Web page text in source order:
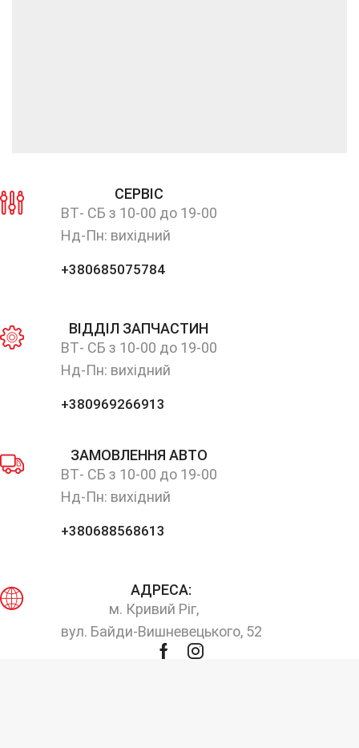
СЕРВІС
ВТ- СБ з 10-00 до 19-00
Нд-Пн: вихідний
+380685075784
ВІДДІЛ ЗАПЧАСТИН
ВТ- СБ з 10-00 до 19-00
Нд-Пн: вихідний
+380969266913
ЗАМОВЛЕННЯ АВТО
ВТ- СБ з 10-00 до 19-00
Нд-Пн: вихідний
+380688568613
АДРЕСА:
м. Кривий Ріг,
вул. Байди-Вишневецького, 52
FacebookInstagram